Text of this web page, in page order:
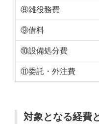
⑧雑役務費
⑨借料
⑩設備処分費
⑪委託・外注費
対象となる経費